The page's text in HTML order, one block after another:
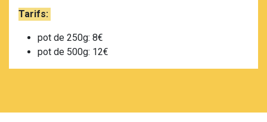
Tarifs:
pot de 250g: 8€
pot de 500g: 12€